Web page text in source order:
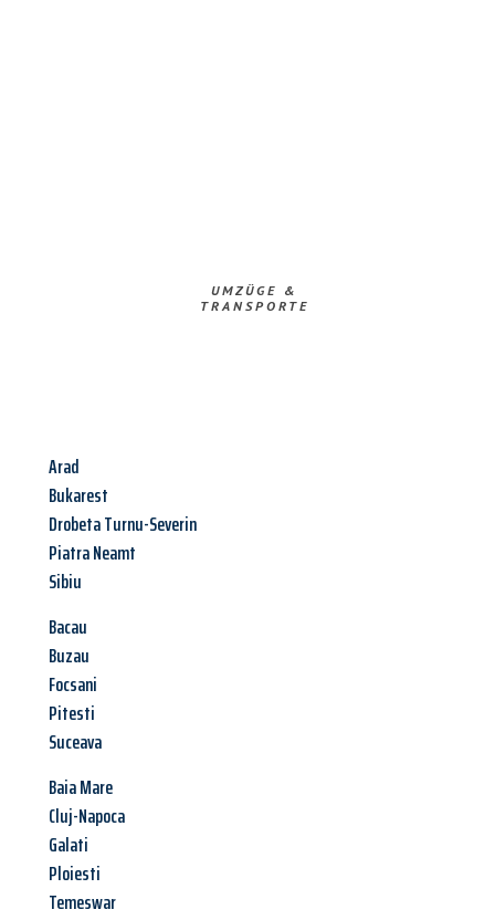
UMZÜGE &
TRANSPORTE
Arad
Bukarest
Drobeta Turnu-Severin
Piatra Neamt
Sibiu
Bacau
Buzau
Focsani
Pitesti
Suceava
Baia Mare
Cluj-Napoca
Galati
Ploiesti
Temeswar